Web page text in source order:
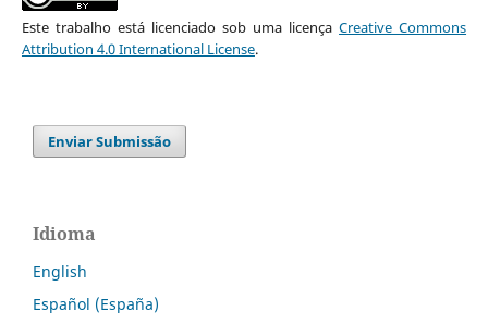
Este trabalho está licenciado sob uma licençaCreative Commons
Attribution 4.0 International License.
Enviar Submissão
Idioma
English
Español (España)